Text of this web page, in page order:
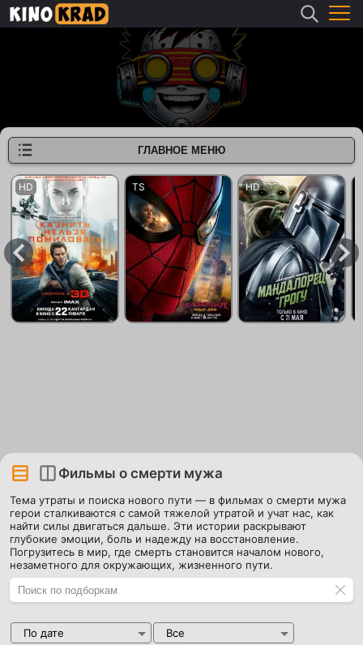
Фильмы о смерти мужа
Тема утраты и поиска нового пути — в фильмах о смерти мужа
герои сталкиваются с самой тяжелой утратой и учат нас, как
найти силы двигаться дальше. Эти истории раскрывают
глубокие эмоции, боль и надежду на восстановление.
Погрузитесь в мир, где смерть становится началом нового,
незаметного для окружающих, жизненного пути.
По дате Все
ГЛАВНОЕ МЕНЮ